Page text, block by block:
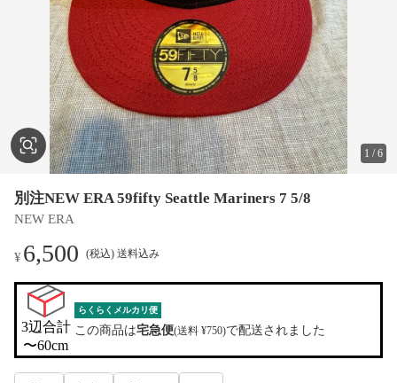
1 /6
別注NEW ERA 59fifty Seattle Mariners 7 5/8
NEW ERA
¥6,500 (税込) 送料込み
3辺合計
〜60cm
らくらくメルカリ便
この商品は宅急便(送料 ¥750)で配送されました